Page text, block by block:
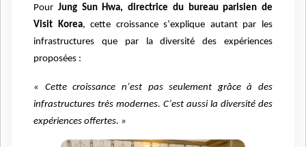
Pour Jung Sun Hwa, directrice du bureau parisien de
Visit Korea, cette croissance s’explique autant par les
infrastructures que par la diversité des expériences
proposées :
« Cette croissance n’est pas seulement grâce à des
infrastructures très modernes. C’est aussi la diversité des
expériences offertes. »